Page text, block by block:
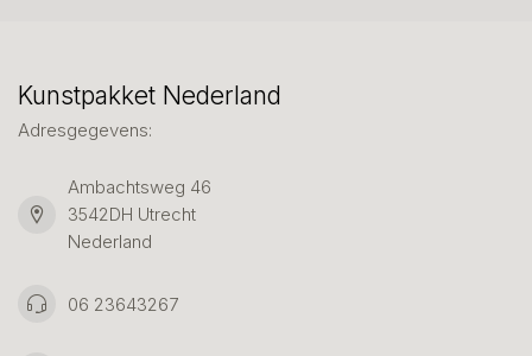
Kunstpakket Nederland
Adresgegevens:
Ambachtsweg 46
3542DH Utrecht
Nederland
06 23643267